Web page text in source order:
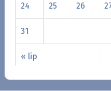
« lip
24 25 26
31